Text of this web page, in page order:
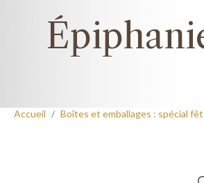
Accueil Boîtes et emballages : spécial